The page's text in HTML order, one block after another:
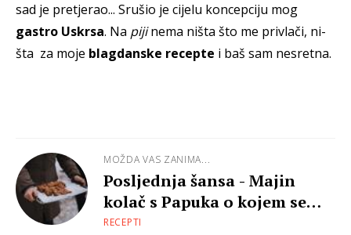
sad je pretjerao... Srušio je cijelu koncepciju mog
gastro Uskrsa. Na pijinema ništa što me privlači, ni-
šta za moje blagdanske recepte i baš sam nesretna.
MOŽDA VAS ZANIMA...
Posljednja šansa - Majin
kolač s Papuka o kojem se
priča
RECEPTI